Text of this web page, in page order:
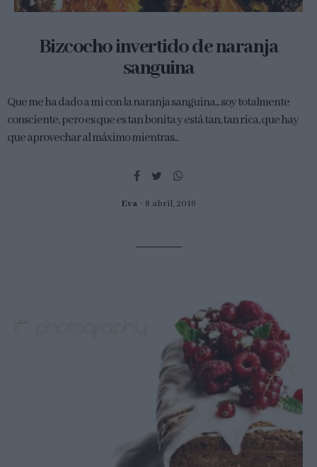
Bizcocho invertido de naranja
sanguina
Que me ha dado a mi con la naranja sanguina... soy totalmente
consciente, pero es que es tan bonita y está tan, tan rica, que hay
que aprovechar al máximo mientras...
Eva 8 abril, 2016